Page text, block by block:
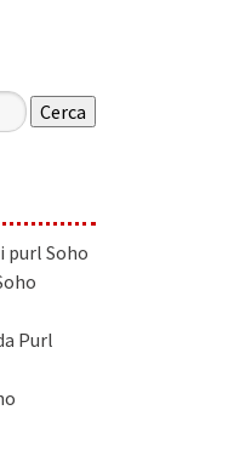
purl Soho
Purl